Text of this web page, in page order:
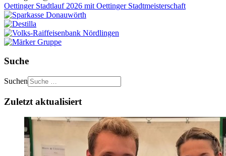
Oettinger Stadtlauf 2026 mit Oettinger Stadtmeisterschaft
Suche
Suchen
Zuletzt aktualisiert